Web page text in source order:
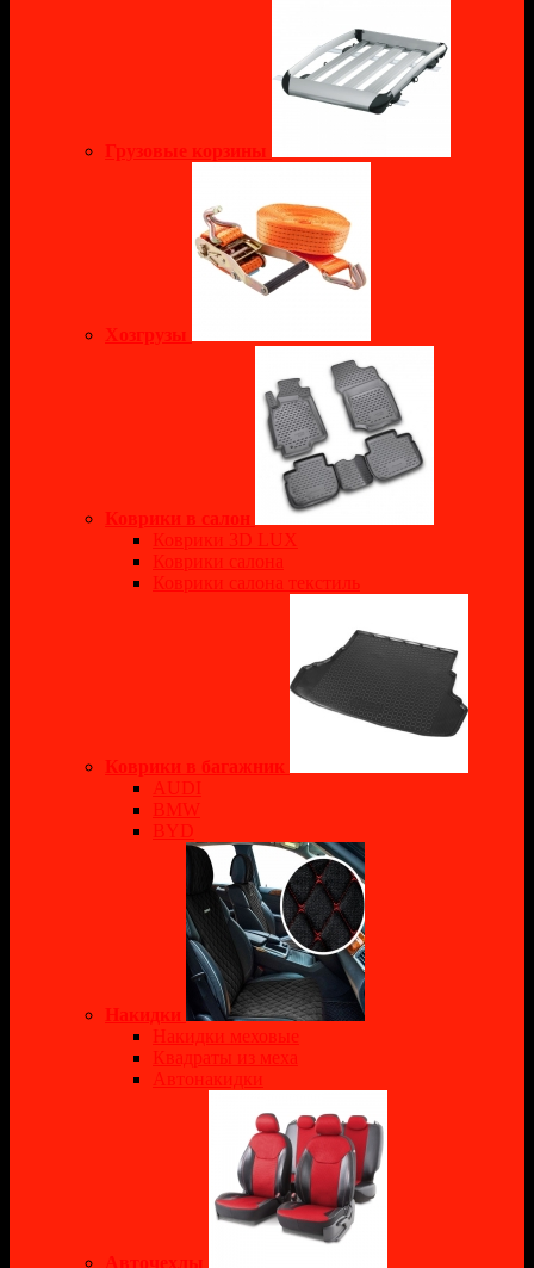
Грузовые корзины
Хозгрузы
Коврики в салон
Коврики 3D LUX
Коврики салона
Коврики салона текстиль
Коврики в багажник
AUDI
BMW
BYD
Накидки
Накидки меховые
Квадраты из меха
Автонакидки
Авточехлы